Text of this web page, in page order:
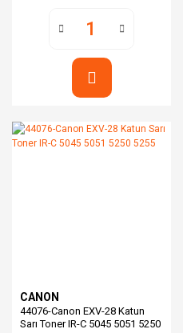
CANON
44076-Canon EXV-28 Katun
Sarı Toner IR-C 5045 5051 5250